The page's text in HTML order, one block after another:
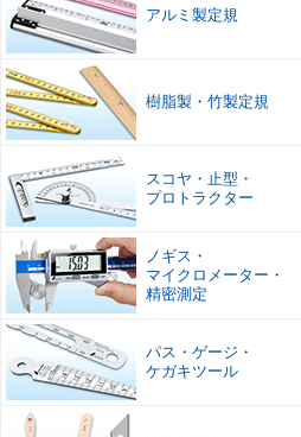
アルミ製定規
樹脂製 ・ 竹製定規
スコヤ ・ 止型 ・
プロトラクター
ノギス ・
マイクロメーター ・
精密測定
パス ・ ゲージ ・
ケガキツール